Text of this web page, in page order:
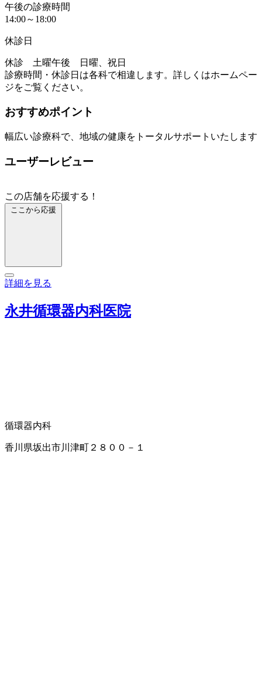
午後の診療時間
14:00～18:00
休診日
休診 土曜午後 日曜、祝日
診療時間・休診日は各科で相違します。詳しくはホームペー
ジをご覧ください。
おすすめポイント
幅広い診療科で、地域の健康をトータルサポートいたします
ユーザーレビュー
この店舗を応援する！
ここから応援
詳細を見る
永井循環器内科医院
循環器内科
香川県坂出市川津町２８００－１